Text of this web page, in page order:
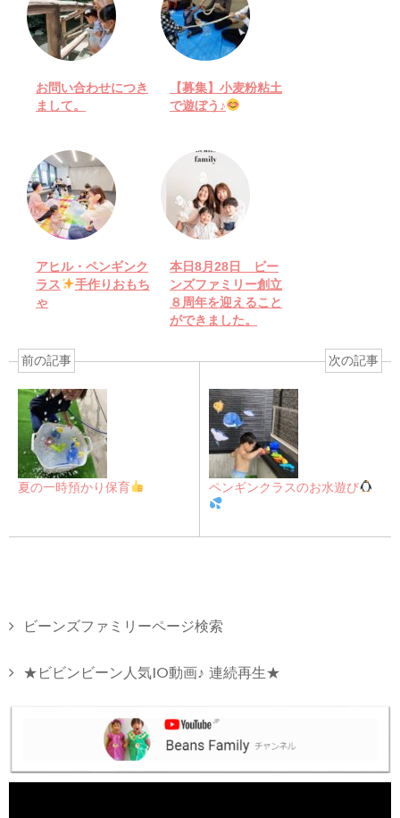
お問い合わせにつき
まして。
【募集】小麦粉粘土
で遊ぼう♪
アヒル・ペンギンク
ラス
手作りおもち
ゃ
本日8月28日 ビー
ンズファミリー創立
８周年を迎えること
ができました。
前の記事
夏の一時預かり保育
次の記事
ペンギンクラスのお水遊び
ビーンズファミリーページ検索
★ビビンビーン人気10動画♪ 連続再生★